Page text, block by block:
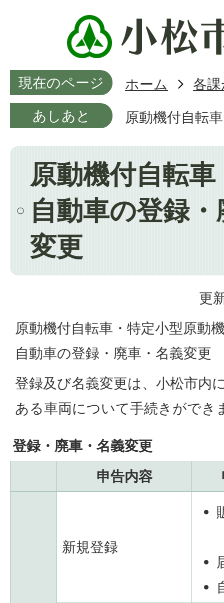
現在のページ ホーム
各
あしあと
原動機付自転
原動機付自転
自動車の登録
変更
更
原動機付自転車・特定小型原動
自動車の登録・廃車・名義変更
登録及び名義変更は、小松市内
ある車両について手続きができ
登録・廃車・名義変更
申告内容
新規登録